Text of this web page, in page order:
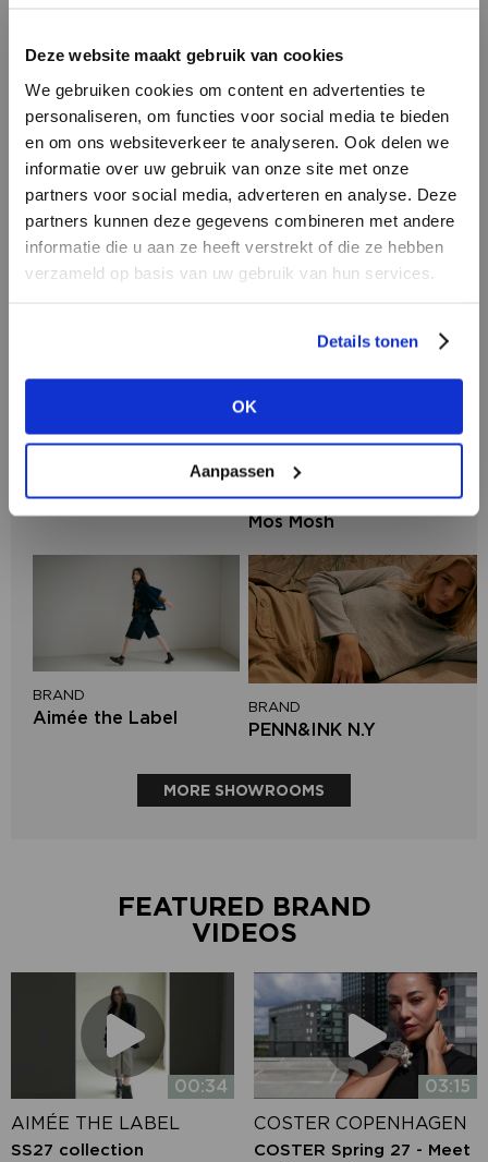
Deze website maakt gebruik van cookies
We gebruiken cookies om content en advertenties te
personaliseren, om functies voor social media te bieden
en om ons websiteverkeer te analyseren. Ook delen we
informatie over uw gebruik van onze site met onze
partners voor social media, adverteren en analyse. Deze
partners kunnen deze gegevens combineren met andere
informatie die u aan ze heeft verstrekt of die ze hebben
verzameld op basis van uw gebruik van hun services.
Details tonen
OK
Aanpassen
LOGIN
Password
LOGIN
NO ACCOUNT YET?
Circle of Trust
BRAND
Second female
BRAND
BRAND
Mos Mosh
BRAND
Aimée the Label
BRAND
PENN&INK N.Y
MORE SHOWROOMS
FEATURED BRAND
VIDEOS
00:34
AIMÉE THE LABEL
SS27 collection
03:15
COSTER COPENHAGEN
COSTER Spring 27 - Meet